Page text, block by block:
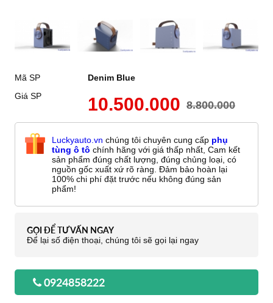
Mã SP
Denim Blue
Giá SP
10.500.000 8.800.000
Luckyauto.vn chúng tôi chuyên cung cấp phụ
tùng ô tô chính hãng với giá thấp nhất, Cam kết
sản phẩm đúng chất lượng, đúng chủng loại, có
nguồn gốc xuất xứ rõ ràng. Đảm bảo hoàn lại
100% chi phí đặt trước nếu không đúng sản
phẩm!
GỌI ĐỂ TƯ VẤN NGAY
Để lại số điện thoại, chúng tôi sẽ gọi lại ngay
0924858222